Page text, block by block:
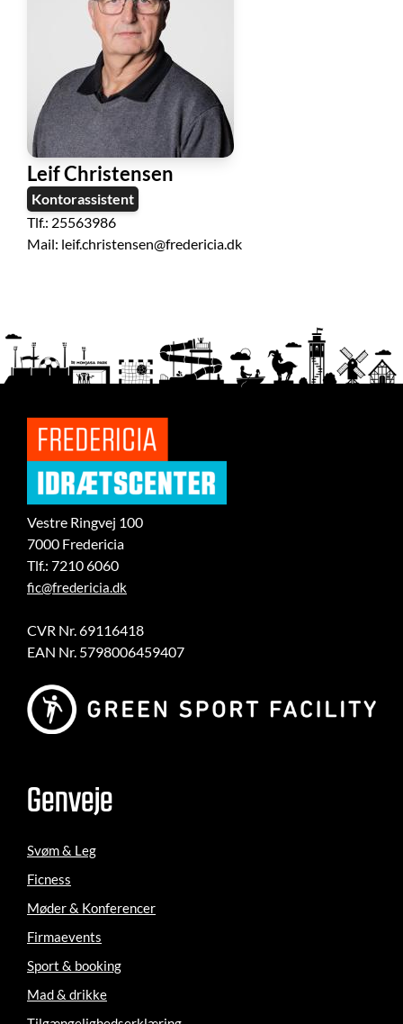
Leif Christensen
Kontorassistent
Tlf.: 25563986
Mail: leif.christensen@fredericia.dk
Vestre Ringvej 100
7000 Fredericia
Tlf.: 7210 6060
fic@fredericia.dk
CVR Nr. 69116418
EAN Nr. 5798006459407
Genveje
Svøm & Leg
Ficness
Møder & Konferencer
Firmaevents
Sport & booking
Mad & drikke